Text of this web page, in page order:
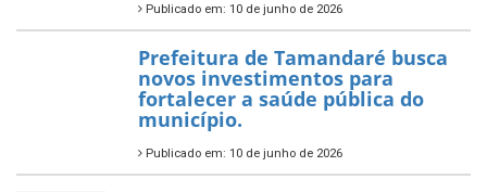
Política Nacional Aldir Blanc
— Tamandaré tem Plano de
Aplicação de Recursos (PAR)
habilitado
7 de novembro de 2025